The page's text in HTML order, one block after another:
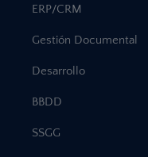
ERP/CRM
Gestión Documental
Desarrollo
BBDD
SSGG